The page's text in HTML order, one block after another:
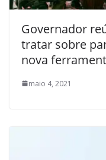
Governador
tratar sobre
nova
maio 4, 2021